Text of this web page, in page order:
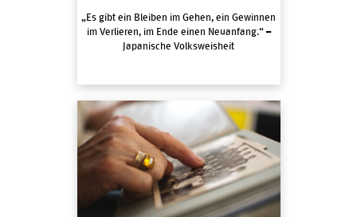
„Es gibt ein Bleiben im Gehen, ein Gewinnen
im Verlieren, im Ende einen Neuanfang.“ –
Japanische Volksweisheit